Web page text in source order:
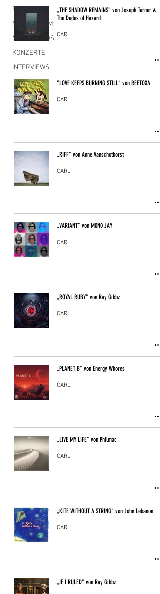
ERKUNDEN
MUSIKALBUM
MUSIKVIDEOS
KONZERTE
INTERVIEWS
„THE SHADOW REMAINS" von Joseph Turner &
The Dudes of Hazard
CARL
"LOVE KEEPS BURNING STILL" von REETOXA
CARL
„RIFF" von Anne Vanschothorst
CARL
„VARIANT" von M0N0 JAY
CARL
„ROYAL RUBY" von Ray Gibbz
CARL
„PLANET B" von Energy Whores
CARL
„LIVE MY LIFE" von Philmac
CARL
„KITE WITHOUT A STRING" von John Lebanon
CARL
„IF I RULED" von Ray Gibbz